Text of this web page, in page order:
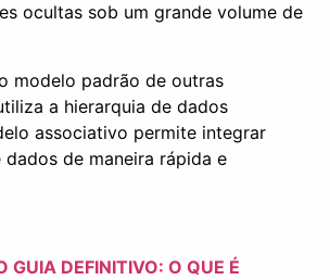
ocultas sob um grande volume de
modelo padrão de outras
a hierarquia de dados
associativo permite integrar
de maneira rápida e
GUIA DEFINITIVO: O QUE É